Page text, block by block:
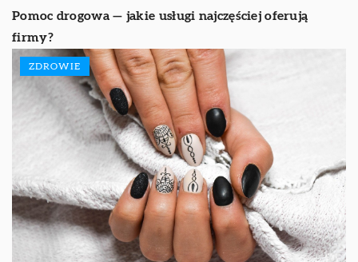
Pomoc drogowa — jakie usługi najczęściej oferują
firmy?
ZDROWIE